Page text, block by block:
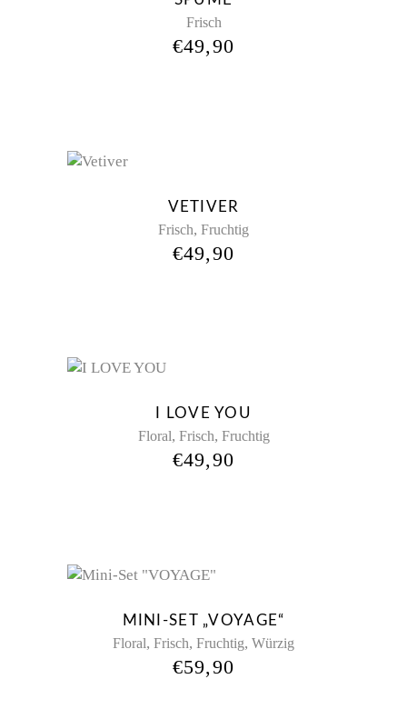
Frisch
€49,90
VETIVER
Frisch, Fruchtig
€49,90
I LOVE YOU
Floral, Frisch, Fruchtig
€49,90
MINI-SET „VOYAGE“
Floral, Frisch, Fruchtig, Würzig
€59,90